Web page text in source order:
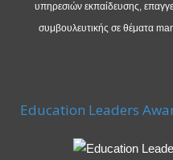
υπηρεσιών εκπαίδευσης,
συμβουλευτικής σε θέματα
Education Leaders